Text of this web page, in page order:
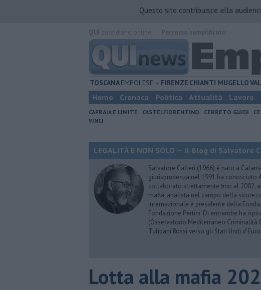
Questo sito contribuisce alla
TOSCANAEMPOLESE FIRENZE CHIANTI MUGELLO
Home Cronaca Politica Attualità Lavoro
CAPRAIA E LIMITE CASTELFIORENTINO CERRETO GUIDI
VINCI
LEGALITÀ E NON SOLO — il Blog di Salvatore
Salvatore Calleri (1966) è nato a
giurisprudenza nel 1991 ha
collaborato strettamente fino al 2002,
mafia, analista nel campo della
internazionale è presidente della
Fondazione Pertini. Di entrambe ha
(Osservatorio Mediterraneo
Tulipani Rossi verso gli Stati Uniti
Lotta alla mafia